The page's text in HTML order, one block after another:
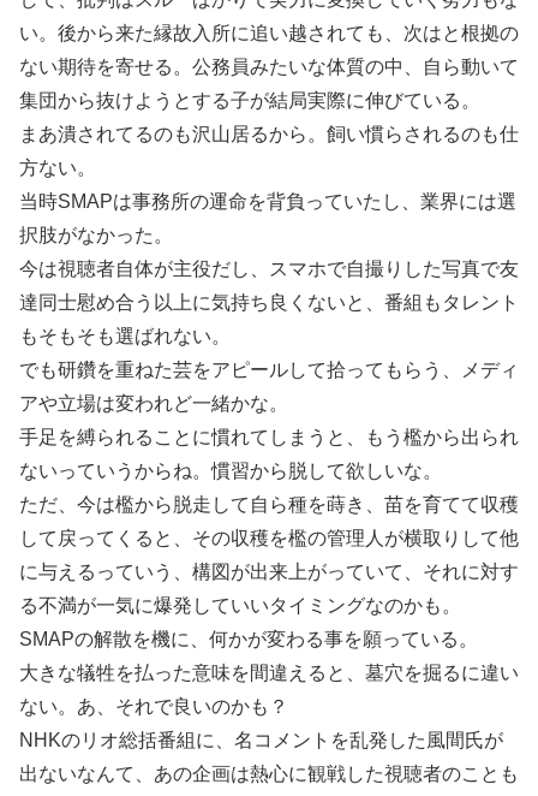
い。後から来た縁故入所に追い越されても、次はと根拠の
ない期待を寄せる。公務員みたいな体質の中、自ら動いて
集団から抜けようとする子が結局実際に伸びている。
まあ潰されてるのも沢山居るから。飼い慣らされるのも仕
方ない。
当時SMAPは事務所の運命を背負っていたし、業界には選
択肢がなかった。
今は視聴者自体が主役だし、スマホで自撮りした写真で友
達同士慰め合う以上に気持ち良くないと、番組もタレント
もそもそも選ばれない。
でも研鑽を重ねた芸をアピールして拾ってもらう、メディ
アや立場は変われど一緒かな。
手足を縛られることに慣れてしまうと、もう檻から出られ
ないっていうからね。慣習から脱して欲しいな。
ただ、今は檻から脱走して自ら種を蒔き、苗を育てて収穫
して戻ってくると、その収穫を檻の管理人が横取りして他
に与えるっていう、構図が出来上がっていて、それに対す
る不満が一気に爆発していいタイミングなのかも。
SMAPの解散を機に、何かが変わる事を願っている。
大きな犠牲を払った意味を間違えると、墓穴を掘るに違い
ない。あ、それで良いのかも？
NHKのリオ総括番組に、名コメントを乱発した風間氏が
出ないなんて、あの企画は熱心に観戦した視聴者のことも